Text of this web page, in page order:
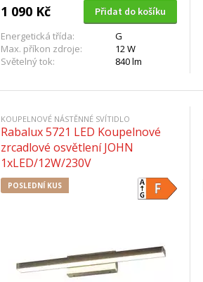
1 090 Kč
Přidat do košíku
Energetická třída:
G
Max. příkon zdroje:
12 W
Světelný tok:
840 lm
KOUPELNOVÉ NÁSTĚNNÉ SVÍTIDLO
Rabalux 5721 LED Koupelnové
zrcadlové osvětlení JOHN
1xLED/12W/230V
POSLEDNÍ KUS